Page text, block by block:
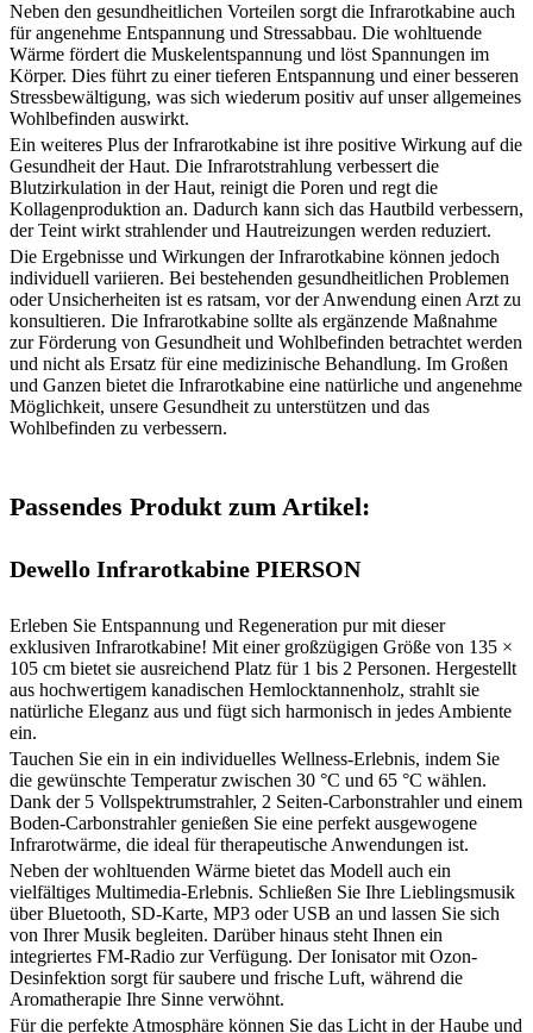
Neben den gesundheitlichen Vorteilen sorgt die Infrarotkabine auch
für angenehme Entspannung und Stressabbau. Die wohltuende
Wärme fördert die Muskelentspannung und löst Spannungen im
Körper. Dies führt zu einer tieferen Entspannung und einer besseren
Stressbewältigung, was sich wiederum positiv auf unser allgemeines
Wohlbefinden auswirkt.
Ein weiteres Plus der Infrarotkabine ist ihre positive Wirkung auf die
Gesundheit der Haut. Die Infrarotstrahlung verbessert die
Blutzirkulation in der Haut, reinigt die Poren und regt die
Kollagenproduktion an. Dadurch kann sich das Hautbild verbessern,
der Teint wirkt strahlender und Hautreizungen werden reduziert.
Die Ergebnisse und Wirkungen der Infrarotkabine können jedoch
individuell variieren. Bei bestehenden gesundheitlichen Problemen
oder Unsicherheiten ist es ratsam, vor der Anwendung einen Arzt zu
konsultieren. Die Infrarotkabine sollte als ergänzende Maßnahme
zur Förderung von Gesundheit und Wohlbefinden betrachtet werden
und nicht als Ersatz für eine medizinische Behandlung. Im Großen
und Ganzen bietet die Infrarotkabine eine natürliche und angenehme
Möglichkeit, unsere Gesundheit zu unterstützen und das
Wohlbefinden zu verbessern.
Passendes Produkt zum Artikel:
Dewello Infrarotkabine PIERSON
Erleben Sie Entspannung und Regeneration pur mit dieser
exklusiven Infrarotkabine! Mit einer großzügigen Größe von 135 ×
105 cm bietet sie ausreichend Platz für 1 bis 2 Personen. Hergestellt
aus hochwertigem kanadischen Hemlocktannenholz, strahlt sie
natürliche Eleganz aus und fügt sich harmonisch in jedes Ambiente
ein.
Tauchen Sie ein in ein individuelles Wellness-Erlebnis, indem Sie
die gewünschte Temperatur zwischen 30 °C und 65 °C wählen.
Dank der 5 Vollspektrumstrahler, 2 Seiten-Carbonstrahler und einem
Boden-Carbonstrahler genießen Sie eine perfekt ausgewogene
Infrarotwärme, die ideal für therapeutische Anwendungen ist.
Neben der wohltuenden Wärme bietet das Modell auch ein
vielfältiges Multimedia-Erlebnis. Schließen Sie Ihre Lieblingsmusik
über Bluetooth, SD-Karte, MP3 oder USB an und lassen Sie sich
von Ihrer Musik begleiten. Darüber hinaus steht Ihnen ein
integriertes FM-Radio zur Verfügung. Der Ionisator mit Ozon-
Desinfektion sorgt für saubere und frische Luft, während die
Aromatherapie Ihre Sinne verwöhnt.
Für die perfekte Atmosphäre können Sie das Licht in der Haube und